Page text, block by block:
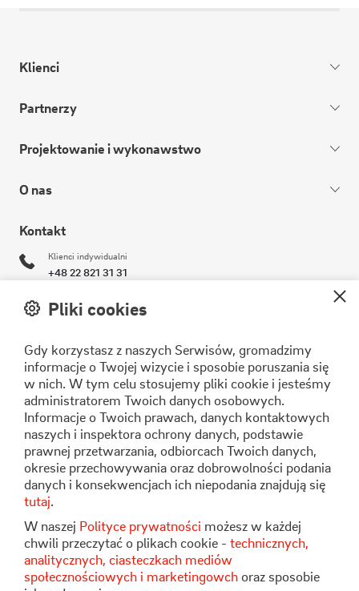
Klienci
Partnerzy
Projektowanie i wykonawstwo
O nas
Kontakt
Klienci indywidualni
+48 22 821 31 31
+48 22 821 30 11
operator@stoen.pl
Formularz kontaktowy
Stoen Operator Sp. z o.o.
ul. Pory 80
02-757 Warszawa
Pliki cookies
Gdy korzystasz z naszych Serwisów, gromadzimy
informacje o Twojej wizycie i sposobie poruszania się
w nich. W tym celu stosujemy pliki cookie i jesteśmy
administratorem Twoich danych osobowych.
Informacje o Twoich prawach, danych kontaktowych
naszych i inspektora ochrony danych, podstawie
prawnej przetwarzania, odbiorcach Twoich danych,
okresie przechowywania oraz dobrowolności podania
danych i konsekwencjach ich niepodania znajdują się
tutaj.
W naszej Polityce prywatności możesz w każdej
chwili przeczytać o plikach cookie - technicznych,
analitycznych, ciasteczkach mediów
społecznościowych i marketingowchoraz sposobie